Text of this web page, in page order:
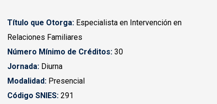
Título que Otorga: Especialista en Intervención en
Relaciones Familiares
Número Mínimo de Créditos: 30
Jornada: Diurna
Modalidad: Presencial
Código SNIES: 291